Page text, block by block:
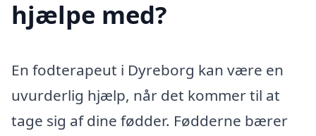
hjælpe med?
En fodterapeut i Dyreborg kan være en
uvurderlig hjælp, når det kommer til at
tage sig af dine fødder. Fødderne bærer